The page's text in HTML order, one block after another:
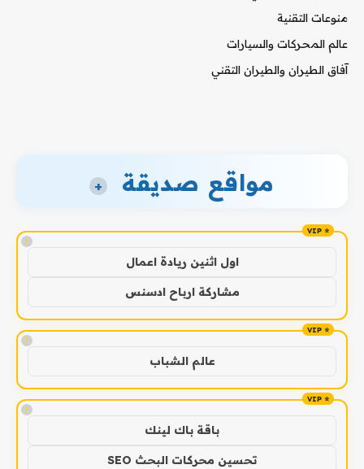
منوعات التقنية
عالم المحركات والسيارات
آفاق الطيران والطيران التقني
مواقع صديقة +
!
اول اثنين ريادة اعمال
مشاركة ارباح ادسنس
!
عالم الشباب
!
باقة باك لينك
تحسين محركات البحث SEO